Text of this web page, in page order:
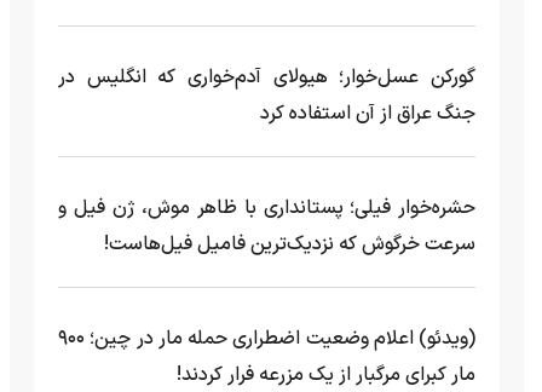
گورکن عسل‌خوار؛ هیولای آدم‌خواری که انگلیس در
جنگ عراق از آن استفاده کرد
حشره‌خوار فیلی؛ پستانداری با ظاهر موش، ژن فیل و
سرعت خرگوش که نزدیک‌ترین فامیل فیل‌هاست!
(ویدئو) اعلام وضعیت اضطراری حمله مار‌ در چین؛ ۹۰۰
مار کبرای مرگبار از یک مزرعه‌ فرار کردند!